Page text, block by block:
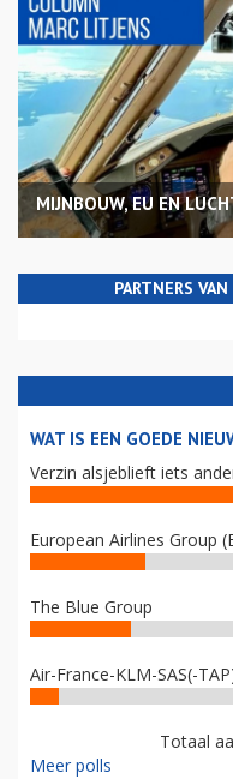
MIJNBOUW, EU EN
PARTNERS
WAT IS EEN GOEDE
Verzin alsjeblieft iets
European Airlines Group
The Blue Group
Air-France-KLM-SAS(-
Totaal
Meer polls